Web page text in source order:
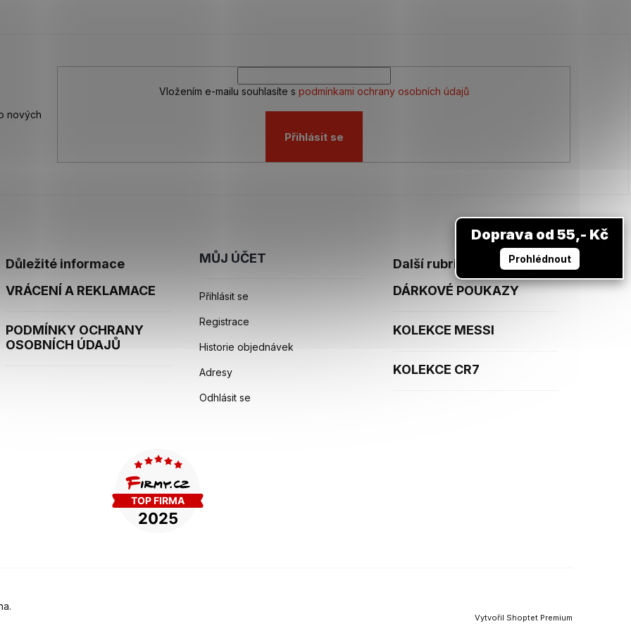
nových
Vložením e-mailu souhlasíte s podmínkami ochrany osobních údajů
Přihlásit se
Důležité informace
VRÁCENÍ A REKLAMACE
PODMÍNKY OCHRANY
OSOBNÍCH ÚDAJŮ
MŮJ ÚČET
Přihlásit se
Registrace
Historie objednávek
Adresy
Odhlásit se
Další rubriky
DÁRKOVÉ POUKAZY
KOLEKCE MESSI
KOLEKCE CR7
Vytvořil Shoptet Premium
Doprava od 55,- Kč
Prohlédnout